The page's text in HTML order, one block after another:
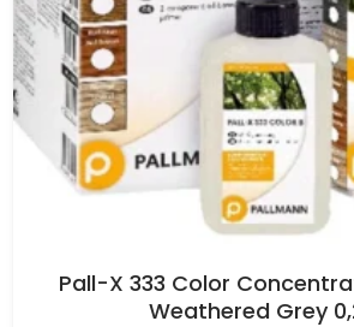
Pall-X 333 Color
Weathered Grey